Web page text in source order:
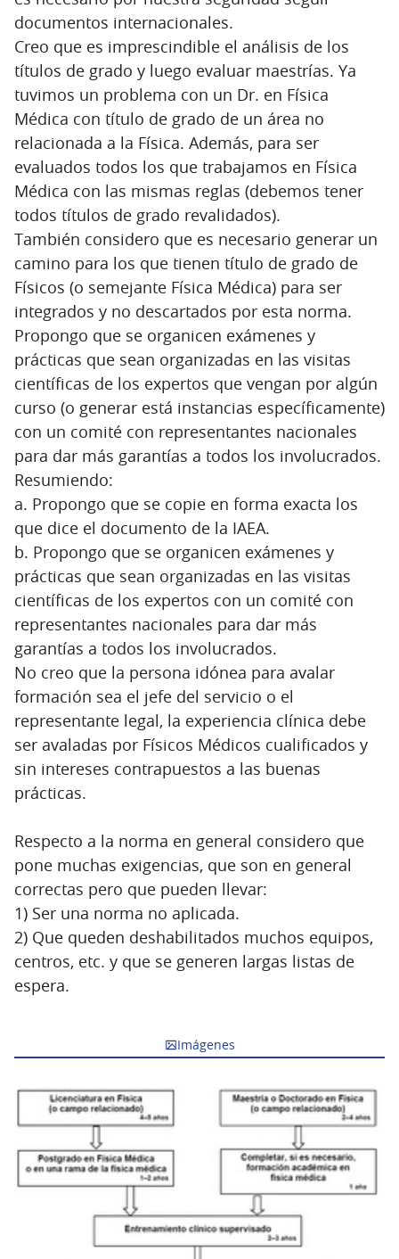
documentos internacionales.
Creo que es imprescindible el análisis de los
títulos de grado y luego evaluar maestrías. Ya
tuvimos un problema con un Dr. en Física
Médica con título de grado de un área no
relacionada a la Física. Además, para ser
evaluados todos los que trabajamos en Física
Médica con las mismas reglas (debemos tener
todos títulos de grado revalidados).
También considero que es necesario generar un
camino para los que tienen título de grado de
Físicos (o semejante Física Médica) para ser
integrados y no descartados por esta norma.
Propongo que se organicen exámenes y
prácticas que sean organizadas en las visitas
científicas de los expertos que vengan por algún
curso (o generar está instancias específicamente)
con un comité con representantes nacionales
para dar más garantías a todos los involucrados.
Resumiendo:
a. Propongo que se copie en forma exacta los
que dice el documento de la IAEA.
b. Propongo que se organicen exámenes y
prácticas que sean organizadas en las visitas
científicas de los expertos con un comité con
representantes nacionales para dar más
garantías a todos los involucrados.
No creo que la persona idónea para avalar
formación sea el jefe del servicio o el
representante legal, la experiencia clínica debe
ser avaladas por Físicos Médicos cualificados y
sin intereses contrapuestos a las buenas
prácticas.
Respecto a la norma en general considero que
pone muchas exigencias, que son en general
correctas pero que pueden llevar:
1) Ser una norma no aplicada.
2) Que queden deshabilitados muchos equipos,
centros, etc. y que se generen largas listas de
espera.
Imágenes